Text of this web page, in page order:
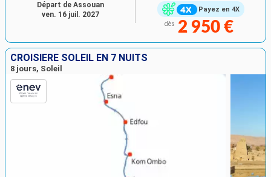
Payez en 4X
dès 2 950 €
Départ de Assouan
ven. 16 juil. 2027
CROISIÈRE SOLEIL EN 7 NUITS
8 jours, Soleil